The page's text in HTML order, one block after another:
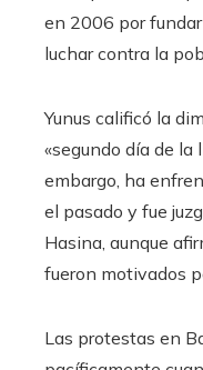
en 2006 por
luchar contra la
Yunus calificó la
«segundo día de la
embargo, ha
el pasado y fue
Hasina, aunque
fueron motivados
Las protestas en